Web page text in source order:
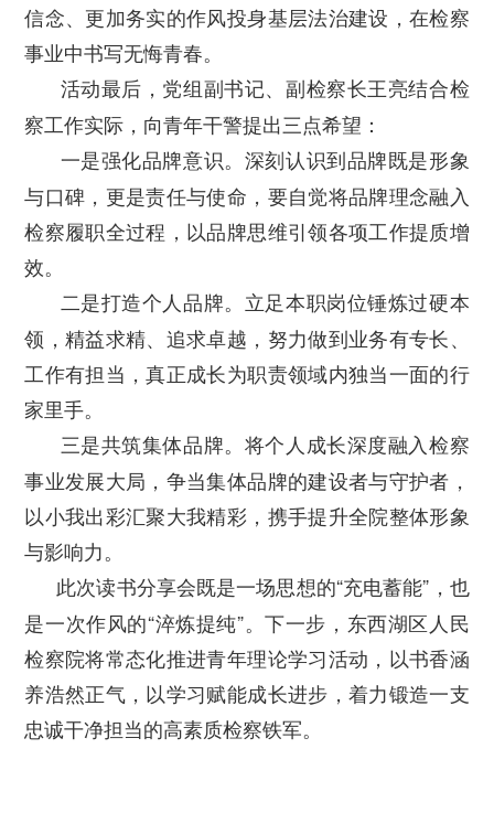
信念、更加务实的作风投身基层法治建设，在检察
事业中书写无悔青春。
活动最后，党组副书记、副检察长王亮结合检
察工作实际，向青年干警提出三点希望：
一是强化品牌意识。深刻认识到品牌既是形象
与口碑，更是责任与使命，要自觉将品牌理念融入
检察履职全过程，以品牌思维引领各项工作提质增
效。
二是打造个人品牌。立足本职岗位锤炼过硬本
领，精益求精、追求卓越，努力做到业务有专长、
工作有担当，真正成长为职责领域内独当一面的行
家里手。
三是共筑集体品牌。将个人成长深度融入检察
事业发展大局，争当集体品牌的建设者与守护者，
以小我出彩汇聚大我精彩，携手提升全院整体形象
与影响力。
此次读书分享会既是一场思想的“充电蓄能”，也
是一次作风的“淬炼提纯”。下一步，东西湖区人民
检察院将常态化推进青年理论学习活动，以书香涵
养浩然正气，以学习赋能成长进步，着力锻造一支
忠诚干净担当的高素质检察铁军。